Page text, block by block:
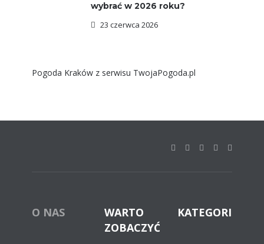
wybrać w 2026 roku?
23 czerwca 2026
Pogoda Kraków z serwisu TwojaPogoda.pl
O NAS
WARTO
ZOBACZYĆ
KATEGORIE